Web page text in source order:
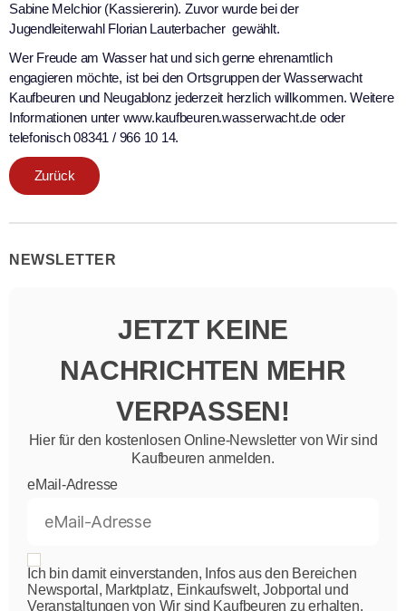
Sabine Melchior (Kassiererin). Zuvor wurde bei der
Jugendleiterwahl Florian Lauterbacher gewählt.
Wer Freude am Wasser hat und sich gerne ehrenamtlich
engagieren möchte, ist bei den Ortsgruppen der Wasserwacht
Kaufbeuren und Neugablonz jederzeit herzlich willkommen. Weitere
Informationen unter www.kaufbeuren.wasserwacht.de oder
telefonisch 08341 / 966 10 14.
Zurück
NEWSLETTER
JETZT KEINE
NACHRICHTEN MEHR
VERPASSEN!
Hier für den kostenlosen Online-Newsletter von Wir sind
Kaufbeuren anmelden.
eMail-Adresse
Ich bin damit einverstanden, Infos aus den Bereichen
Newsportal, Marktplatz, Einkaufswelt, Jobportal und
Veranstaltungen von Wir sind Kaufbeuren zu erhalten.